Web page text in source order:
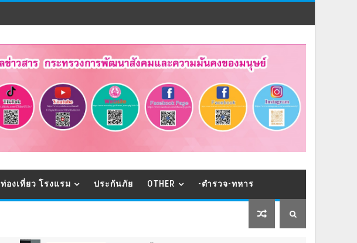
ท่องเที่ยว โรงแรม ประกันภัย OTHER -ตำรวจ-ทหาร